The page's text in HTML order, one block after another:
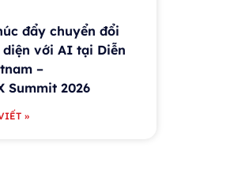
đẩy chuyển đổi
diện với AI tại Diễn
–
Summit 2026
»